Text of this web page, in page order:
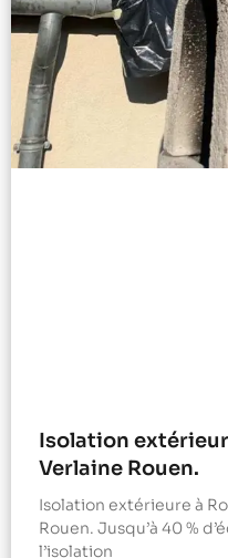
Isolation
Verlaine Rouen.
Isolation extérieure à
Rouen. Jusqu’à 40 %
l’isolation